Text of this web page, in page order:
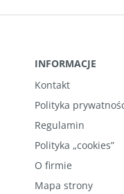
INFORMACJE
Kontakt
Polityka
Regulamin
Polityka „cookies”
O firmie
Mapa strony